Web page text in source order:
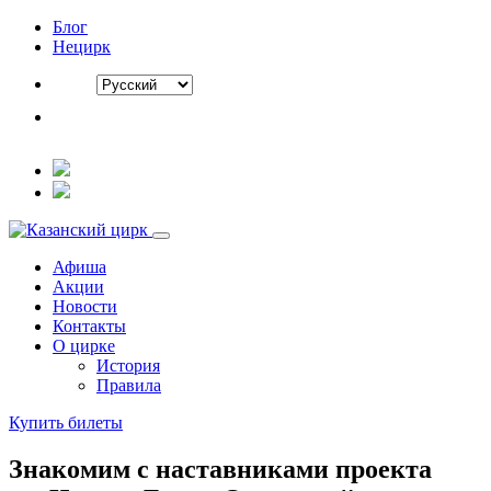
Блог
Нецирк
Афиша
Акции
Новости
Контакты
О цирке
История
Правила
Купить билеты
Знакомим с наставниками проекта